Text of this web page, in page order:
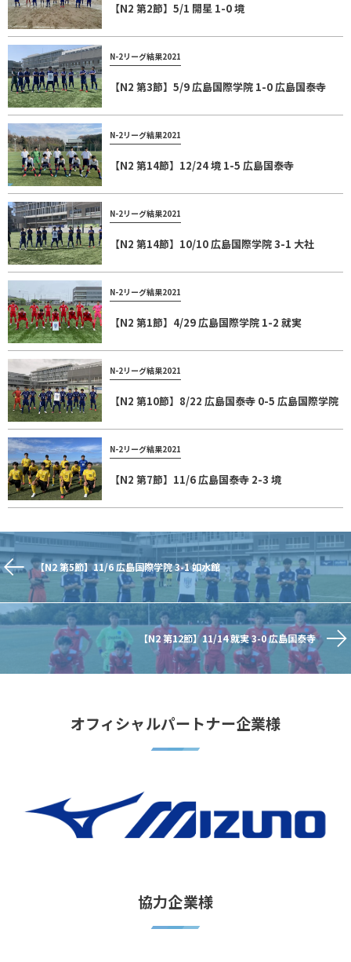
【N2 第2節】5/1 開星 1-0 境
N-2リーグ結果2021
【N2 第3節】5/9 広島国際学院 1-0 広島国泰寺
N-2リーグ結果2021
【N2 第14節】12/24 境 1-5 広島国泰寺
N-2リーグ結果2021
【N2 第14節】10/10 広島国際学院 3-1 大社
N-2リーグ結果2021
【N2 第1節】4/29 広島国際学院 1-2 就実
N-2リーグ結果2021
【N2 第10節】8/22 広島国泰寺 0-5 広島国際学院
N-2リーグ結果2021
【N2 第7節】11/6 広島国泰寺 2-3 境
【N2 第5節】11/6 広島国際学院 3-1 如水館
【N2 第12節】11/14 就実 3-0 広島国泰寺
オフィシャルパートナー企業様
協力企業様